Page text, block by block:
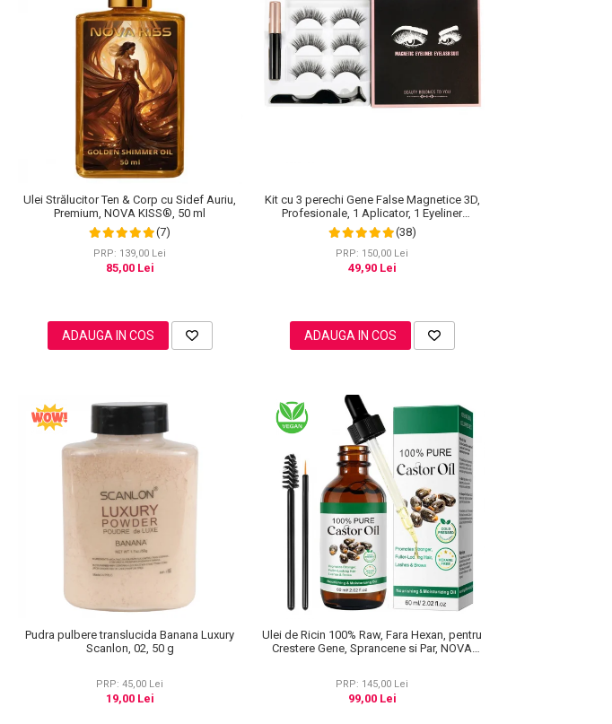
Ulei Strălucitor Ten & Corp cu Sidef Auriu,
Premium, NOVA KISS®, 50 ml
(7)
PRP: 139,00 Lei
85,00 Lei
ADAUGA IN COS
Kit cu 3 perechi Gene False Magnetice 3D,
Profesionale, 1 Aplicator, 1 Eyeliner
Magnetic Negru intens, Waterproof, 3
Modele
(38)
PRP: 150,00 Lei
49,90 Lei
ADAUGA IN COS
Pudra pulbere translucida Banana Luxury
Scanlon, 02, 50 g
PRP: 45,00 Lei
19,00 Lei
Ulei de Ricin 100% Raw, Fara Hexan, pentru
Crestere Gene, Sprancene si Par, NOVA
PRP: 145,00 Lei
99,00 Lei